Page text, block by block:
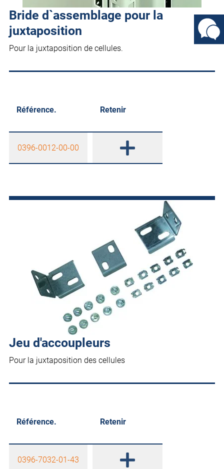
Bride d`assemblage pour la
juxtaposition
Pour la juxtaposition de cellules.
Référence. Retenir
0396-0012-00-00
Jeu d'accoupleurs
Pour la juxtaposition des cellules
Référence. Retenir
0396-7032-01-43